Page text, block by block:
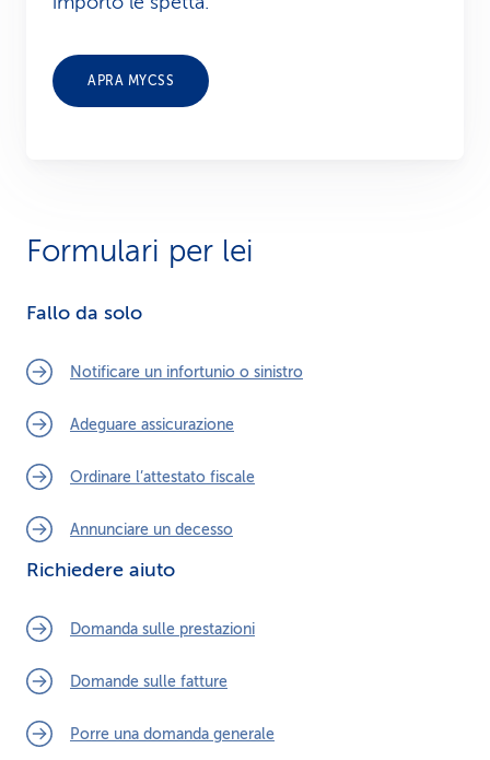
APRA MYCSS
Formulari per lei
Fallo da solo
Notificare un infortunio o sinistro
Adeguare assicurazione
Ordinare l’attestato fiscale
Annunciare un decesso
Richiedere aiuto
Domanda sulle prestazioni
Domande sulle fatture
Porre una domanda generale